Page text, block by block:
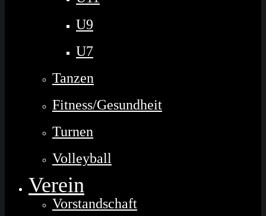
U9
U7
Tanzen
Fitness/Gesundheit
Turnen
Volleyball
Verein
Vorstandschaft